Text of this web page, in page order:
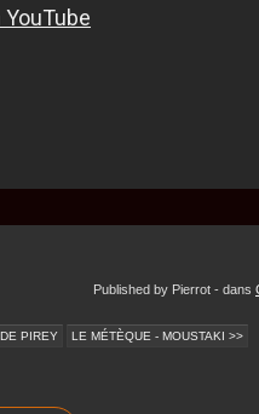
Published by Pierrot - dans
PIREY LE MÉTÈQUE - MOUSTAKI >>